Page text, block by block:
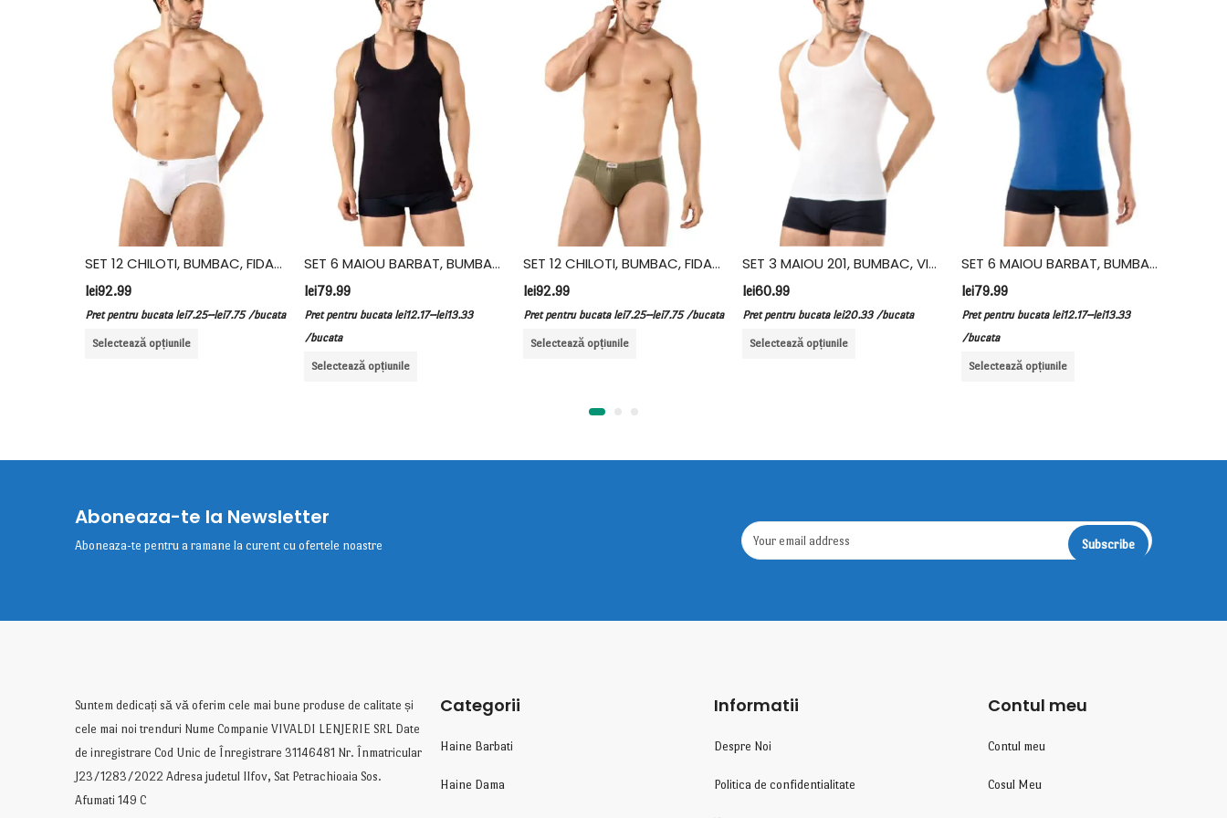
SET 12 CHILOTI, BUMBAC, FIDAN, ALB
lei92.99
Pret pentru bucata lei 7.25–lei7.75 /bucata
Selectează opțiunile
SET 6 MAIOU BARBAT, BUMBAC, FIDAN, NEGRU
lei79.99
Pret pentru bucata lei 12.17–lei13.33
/bucata
Selectează opțiunile
SET 12 CHILOTI, BUMBAC, FIDAN, KAKI
lei92.99
Pret pentru bucata lei 7.25–lei7.75 /bucata
Selectează opțiunile
SET 3 MAIOU 201, BUMBAC, VIVALDI, ALB
lei60.99
Pret pentru bucata lei 20.33 /bucata
Selectează opțiunile
SET 6 MAIOU BARBAT, BUMBAC, FIDAN, ALBASTRU
lei79.99
Pret pentru bucata lei 12.17–lei13.33
/bucata
Selectează opțiunile
Aboneaza-te la Newsletter
Aboneaza-te pentru a ramane la curent cu ofertele noastre
Suntem dedicați să vă oferim cele mai bune produse de calitate și
cele mai noi trenduri Nume Companie VIVALDI LENJERIE SRL Date
de inregistrare Cod Unic de Înregistrare 31146481 Nr. Înmatricular
J23/1283/2022 Adresa judetul Ilfov, Sat Petrachioaia Sos.
Afumati 149 C
Categorii
Haine Barbati
Haine Dama
Informatii
Despre Noi
Politica de confidentialitate
Contul meu
Contul meu
Cosul Meu